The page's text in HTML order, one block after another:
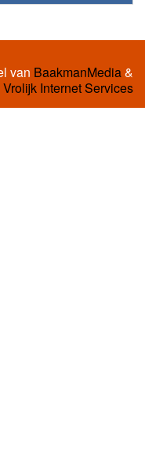
van BaakmanMedia&
Vrolijk Internet Services